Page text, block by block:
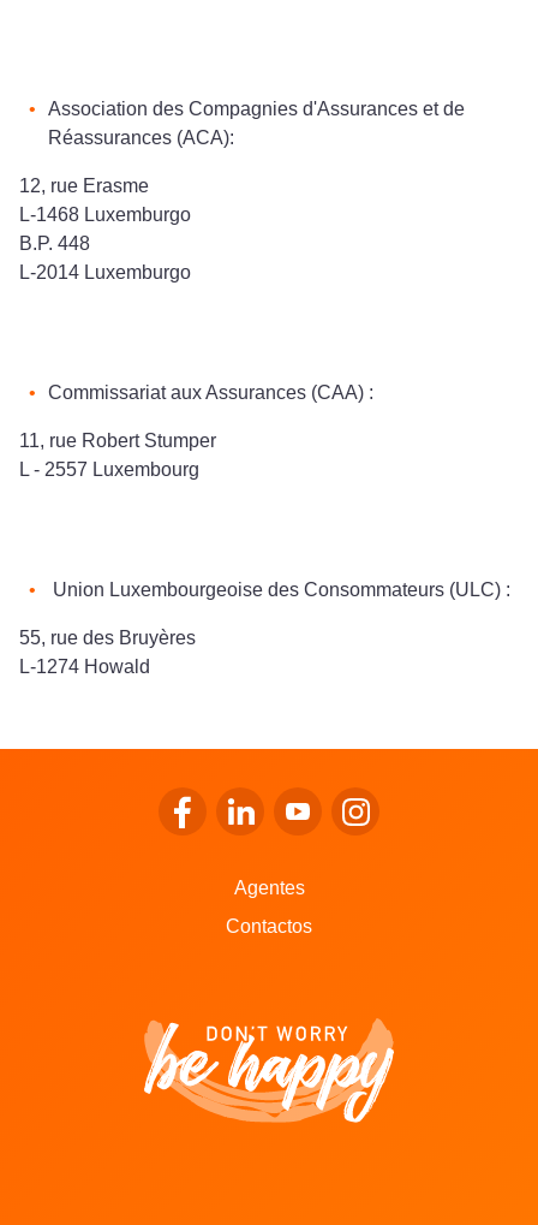
Association des Compagnies d'Assurances et de
Réassurances (ACA):
12, rue Erasme
L-1468 Luxemburgo
B.P. 448
L-2014 Luxemburgo
Commissariat aux Assurances (CAA) :
11, rue Robert Stumper
L - 2557 Luxembourg
Union Luxembourgeoise des Consommateurs (ULC) :
55, rue des Bruyères
L-1274 Howald
Ir para o Facebook da LALUX
Ir para o LinkedIn da LALUX
Ir para o YouTube da
Ir para o Instagram
Agentes
Contactos